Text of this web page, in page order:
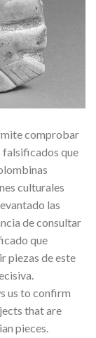
comprobar
falsificados que
culturales
las
de consultar
que
piezas de este
us to confirm
that are
pieces.